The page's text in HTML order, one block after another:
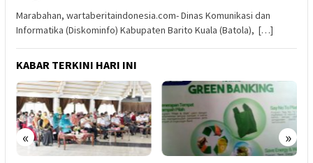
Marabahan, wartaberitaindonesia.com- Dinas Komunikasi dan
Informatika (Diskominfo) Kabupaten Barito Kuala (Batola), […]
KABAR TERKINI HARI INI
« »